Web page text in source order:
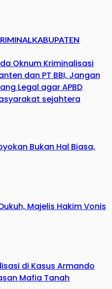
KABUPATEN
Oknum Kriminalisasi
dan PT BBI, Jangan
Legal agar APBD
sejahtera
Bukan Hal Biasa,
Majelis Hakim Vonis
di Kasus Armando
Mafia Tanah